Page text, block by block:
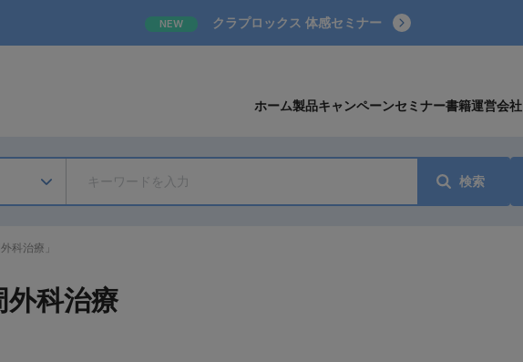
NEW クラプロックス 体感セミナー
ホーム製品キャンペーンセミナー書籍運営会社
検索
科治療」
外科治療